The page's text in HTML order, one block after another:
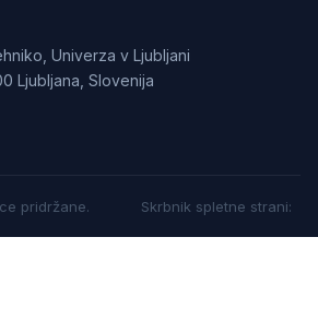
Univerza v Ljubljani
Ljubljana, Slovenija
pridržane. Skrbnik spletne strani: